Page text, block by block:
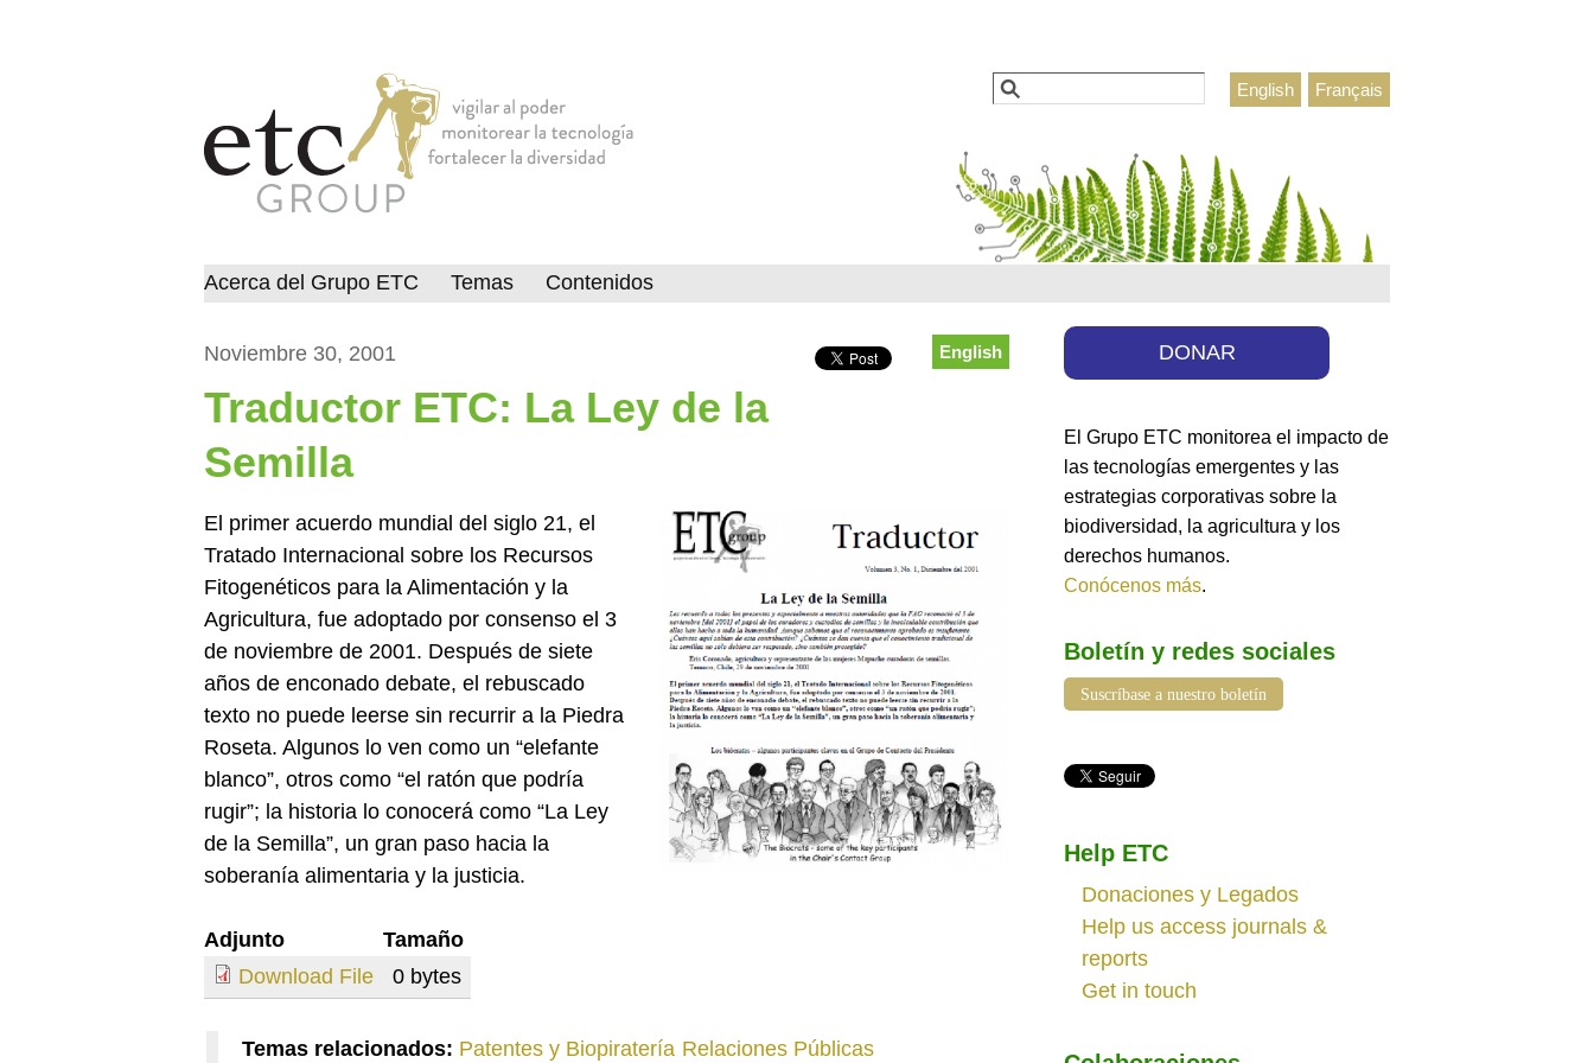
Français
English
Formulario de búsqueda
Buscar
English
Noviembre 30, 2001
Traductor ETC: La Ley de la
Semilla
El primer acuerdo mundial del siglo 21, el
Tratado Internacional sobre los Recursos
Fitogenéticos para la Alimentación y la
Agricultura, fue adoptado por consenso el 3
de noviembre de 2001. Después de siete
años de enconado debate, el rebuscado
texto no puede leerse sin recurrir a la Piedra
Roseta. Algunos lo ven como un “elefante
blanco”, otros como “el ratón que podría
rugir”; la historia lo conocerá como “La Ley
de la Semilla”, un gran paso hacia la
soberanía alimentaria y la justicia.
Adjunto
Tamaño
Download File
0 bytes
Temas relacionados: Patentes y Biopiratería Relaciones Públicas
Acerca del Grupo ETC Temas Contenidos
DONAR
El Grupo ETC monitorea el impacto de
las tecnologías emergentes y las
estrategias corporativas sobre la
biodiversidad, la agricultura y los
derechos humanos.
Conócenos más
Boletín y redes sociales
Suscríbase a nuestro boletín
Help ETC
Donaciones y Legados
Help us access journals &
reports
Get in touch